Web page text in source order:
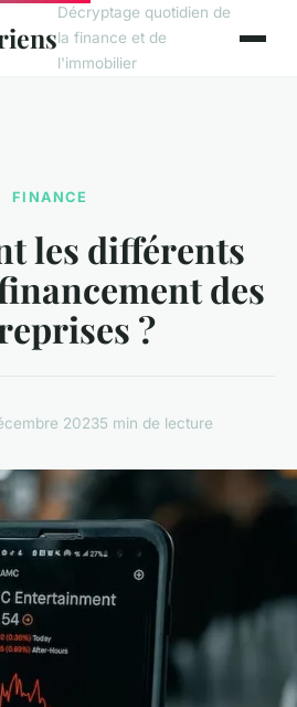
Décryptage quotidien de
la finance et de
l'immobilier
FINANCE
les différents
des
?
20235 min de lecture